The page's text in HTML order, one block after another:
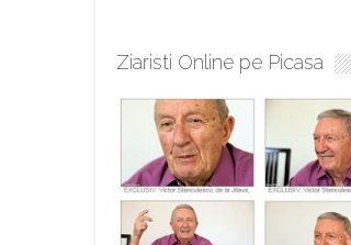
Ziaristi Online pe Picasa